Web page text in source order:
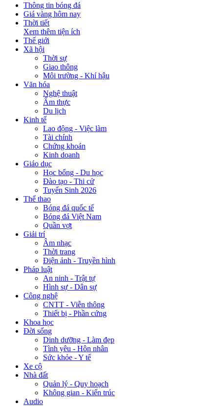
Thông tin bóng đá
Giá vàng hôm nay
Thời tiết
Xem thêm tiện ích
Thế giới
Xã hội
Thời sự
Giao thông
Môi trường - Khí hậu
Văn hóa
Nghệ thuật
Ẩm thực
Du lịch
Kinh tế
Lao động - Việc làm
Tài chính
Chứng khoán
Kinh doanh
Giáo dục
Học bổng - Du học
Đào tạo - Thi cử
Tuyển Sinh 2026
Thể thao
Bóng đá quốc tế
Bóng đá Việt Nam
Quần vợt
Giải trí
Âm nhạc
Thời trang
Điện ảnh - Truyền hình
Pháp luật
An ninh - Trật tự
Hình sự - Dân sự
Công nghệ
CNTT - Viễn thông
Thiết bị - Phần cứng
Khoa học
Đời sống
Dinh dưỡng - Làm đẹp
Tình yêu - Hôn nhân
Sức khỏe - Y tế
Xe cộ
Nhà đất
Quản lý - Quy hoạch
Không gian - Kiến trúc
Audio